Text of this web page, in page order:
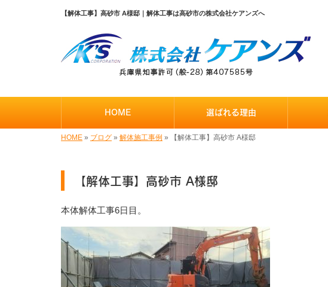
【解体工事】高砂市 A様邸｜解体工事は高砂市の株式会社ケアンズへ
HOME 選ばれる理由
HOME » ブログ » 解体施工事例 » 【解体工事】高砂市 A様邸
【解体工事】高砂市 A様邸
本体解体工事6日目。